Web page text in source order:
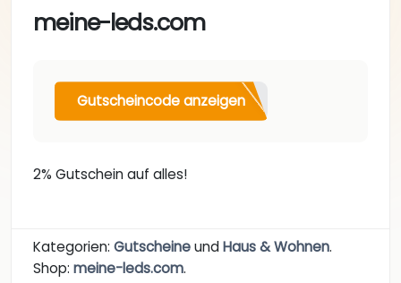
meine-leds.com
Gutscheincode anzeigen
2% Gutschein auf alles!
Kategorien: GutscheineundHaus & Wohnen.
Shop: meine-leds.com.